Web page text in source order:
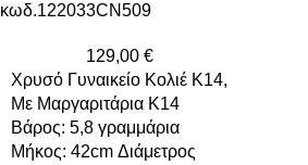
κωδ.122033CN509
129,00 €
Χρυσό Γυναικείο Κολιέ Κ14,
Με Μαργαριτάρια Κ14
Βάρος: 5,8 γραμμάρια
Μήκος: 42cm Διάμετρος